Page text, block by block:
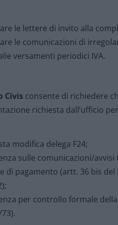
le lettere di invito alla
le comunicazioni di
versamenti periodici IVA.
Civis consente di richiedere
richiesta dall’ufficio
modifica delega F24;
sulle comunicazioni/
di pagamento (artt. 36 bis
per controllo formale